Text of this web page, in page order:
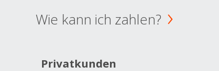
Wie kann ich zahlen?
Privatkunden